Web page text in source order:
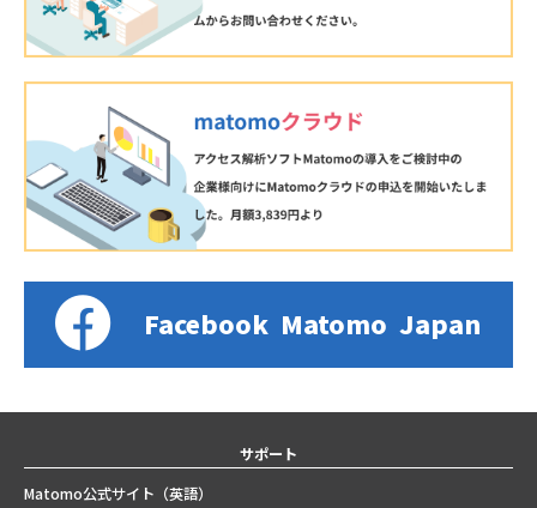
Facebook Matomo Japan
サポート
Matomo公式サイト（英語）